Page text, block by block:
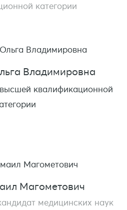
категории
Владимировна
квалификационной
Магометович
медицинских наук